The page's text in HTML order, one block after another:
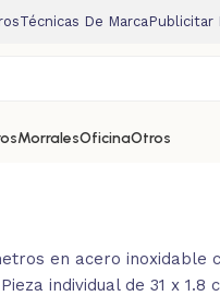
Técnicas De MarcaPublicitar
MorralesOficinaOtros
en acero inoxidable
individual de 31 x 1.8